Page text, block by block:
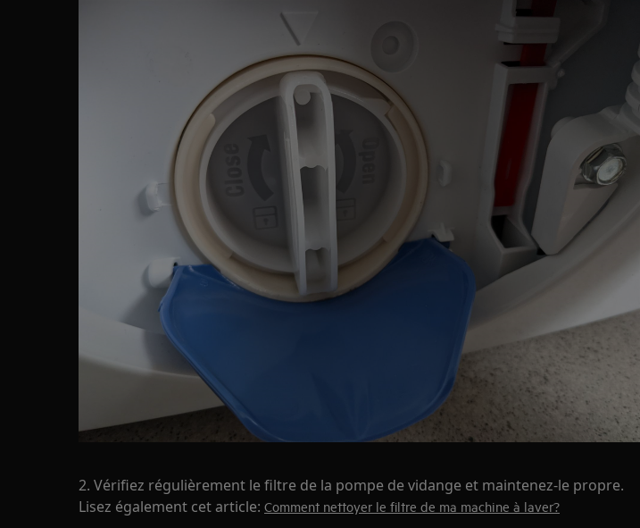
2. Vérifiez régulièrement le filtre de la pompe de vidange et maintenez-le propre.
Lisez également cet article: Comment nettoyer le filtre de ma machine à laver?